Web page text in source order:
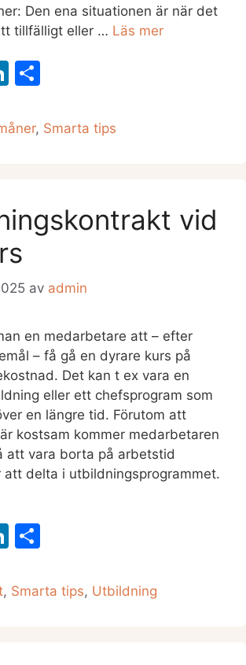
Den ena situationen är när det
tillfälligt eller … Läs mer
Li
k
a
, Smarta tips
vid
av admin
en medarbetare att – efter
– få gå en dyrare kurs på
Det kan t ex vara en
eller ett chefsprogram som
en längre tid. Förutom att
kostsam kommer medarbetaren
att vara borta på arbetstid
att delta i utbildningsprogrammet.
Li
k a
, Smarta tips, Utbildning